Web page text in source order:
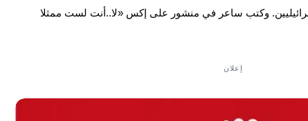
وكتب ساعر في منشور على إكس «لا..أنت لست ممثلا
إعلان